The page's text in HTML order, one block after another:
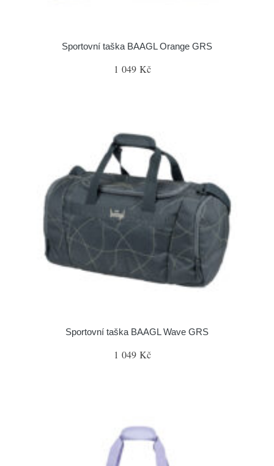
Sportovní taška BAAGL Orange GRS
1 049 Kč
Sportovní taška BAAGL Wave GRS
1 049 Kč